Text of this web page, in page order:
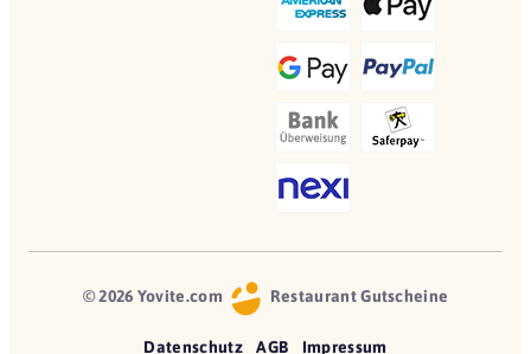
© 2026 Yovite.com Restaurant Gutscheine
Datenschutz AGB Impressum